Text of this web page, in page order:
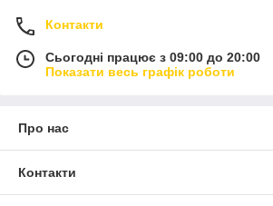
Контакти
Сьогодні працює з 09:00 до 20:00
Показати весь графік роботи
Про нас
Контакти